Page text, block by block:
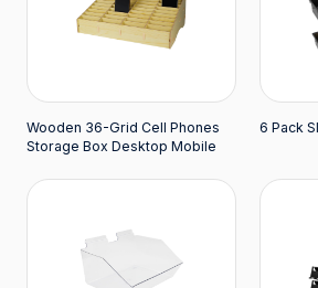
Wooden 36-Grid Cell Phones
Storage Box Desktop Mobile
6 Pack